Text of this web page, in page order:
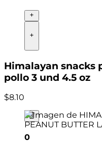
Himalayan snacks
pollo 3 und 4.5 oz
$8.10
0